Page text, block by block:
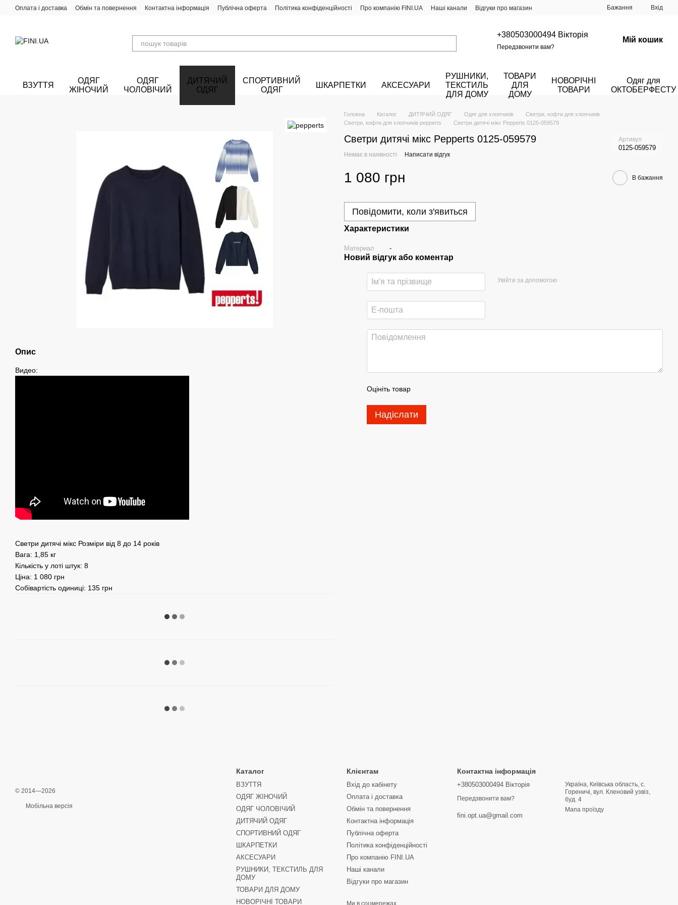
Перейти до основного контенту
Оплата і доставка Обмін та повернення Контактна інформація Публічна оферта Політика конфіденційності Про компанію FINI.UA Наші канали Відгуки про магазин Бажання Вхід
+380503000494 Вікторія
Передзвонити вам?
Мій кошик
ВЗУТТЯ
ОДЯГ
ЖІНОЧИЙ
ОДЯГ
ЧОЛОВІЧИЙ
ДИТЯЧИЙ
ОДЯГ
СПОРТИВНИЙ
ОДЯГ
ШКАРПЕТКИ АКСЕСУАРИ
РУШНИКИ,
ТЕКСТИЛЬ
ДЛЯ ДОМУ
ТОВАРИ
ДЛЯ
ДОМУ
НОВОРІЧНІ
ТОВАРИ
Одяг для
ОКТОБЕРФЕСТУ
Опис
Видео:
Светри дитячі мікс Розміри від 8 до 14 років
Вага: 1,85 кг
Кількість у лоті штук: 8
Ціна: 1 080 грн
Собівартість одиниці: 135 грн
Головна Каталог ДИТЯЧИЙ ОДЯГ Одяг для хлопчиків
Светри, кофти для хлопчиків
Светри, кофти для хлопчиків pepperts
Светри дитячі мікс Pepperts 0125-059579
Светри дитячі мікс Pepperts 0125-059579 Артикул
0125-059579
Немає в наявності Написати відгук
1 080 грн В бажання
Повідомити, коли з'явиться
Характеристики
Материал -
Новий відгук або коментар
Увійти за допомогою
Оцініть товар
Надіслати
© 2014—2026
Мобільна версія
Каталог
ВЗУТТЯ
ОДЯГ ЖІНОЧИЙ
ОДЯГ ЧОЛОВІЧИЙ
ДИТЯЧИЙ ОДЯГ
СПОРТИВНИЙ ОДЯГ
ШКАРПЕТКИ
АКСЕСУАРИ
РУШНИКИ, ТЕКСТИЛЬ ДЛЯ
ДОМУ
ТОВАРИ ДЛЯ ДОМУ
НОВОРІЧНІ ТОВАРИ
Клієнтам
Вхід до кабінету
Оплата і доставка
Обмін та повернення
Контактна інформація
Публічна оферта
Політика конфіденційності
Про компанію FINI.UA
Наші канали
Відгуки про магазин
Контактна інформація
+380503000494 Вікторія
Передзвонити вам?
fini.opt.ua@gmail.com
Україна, Київська область, с.
Гореничі, вул. Кленовий узвіз,
буд. 4
Мапа проїзду